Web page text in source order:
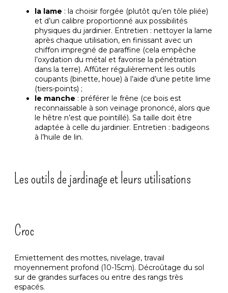
la lame : la choisir forgée (plutôt qu’en tôle pliée)
et d’un calibre proportionné aux possibilités
physiques du jardinier. Entretien : nettoyer la lame
après chaque utilisation, en finissant avec un
chiffon impregné de paraffine (cela empêche
l’oxydation du métal et favorise la pénétration
dans la terre). Affûter régulièrement les outils
coupants (binette, houe) à l’aide d’une petite lime
(tiers-points) ;
le manche : préférer le frêne (ce bois est
reconnaissable à son veinage prononcé, alors que
le hêtre n’est que pointillé). Sa taille doit être
adaptée à celle du jardinier. Entretien : badigeons
à l’huile de lin.
Les outils de jardinage et leurs utilisations
Croc
Emiettement des mottes, nivelage, travail
moyennement profond (10-15cm). Décroûtage du sol
sur de grandes surfaces ou entre des rangs très
espacés.